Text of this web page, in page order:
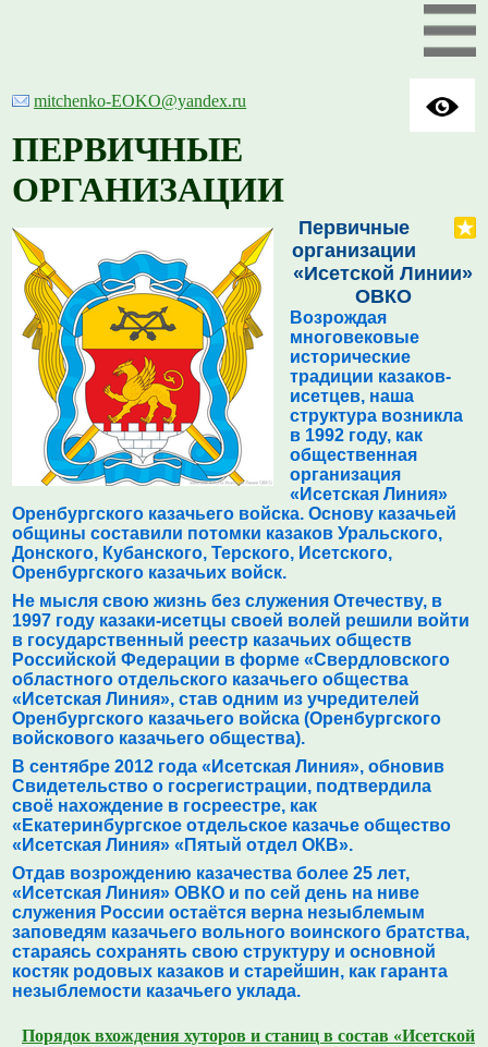
mitchenko-EOKO@yandex.ru
ПЕРВИЧНЫЕ
ОРГАНИЗАЦИИ
Первичные
организации
«Исетской Линии»
ОВКО
Возрождая
многовековые
исторические
традиции казаков-
исетцев, наша
структура возникла
в 1992 году, как
общественная
организация
«Исетская Линия»
Оренбургского казачьего войска. Основу казачьей
общины составили потомки казаков Уральского,
Донского, Кубанского, Терского, Исетского,
Оренбургского казачьих войск.
Не мысля свою жизнь без служения Отечеству, в
1997 году казаки-исетцы своей волей решили войти
в государственный реестр казачьих обществ
Российской Федерации в форме «Свердловского
областного отдельского казачьего общества
«Исетская Линия», став одним из учредителей
Оренбургского казачьего войска (Оренбургского
войскового казачьего общества).
В сентябре 2012 года «Исетская Линия», обновив
Свидетельство о госрегистрации, подтвердила
своё нахождение в госреестре, как
«Екатеринбургское отдельское казачье общество
«Исетская Линия» «Пятый отдел ОКВ».
Отдав возрождению казачества более 25 лет,
«Исетская Линия» ОВКО и по сей день на ниве
служения России остаётся верна незыблемым
заповедям казачьего вольного воинского братства,
стараясь сохранять свою структуру и основной
костяк родовых казаков и старейшин, как гаранта
незыблемости казачьего уклада.
Порядок вхождения хуторов и станиц в состав «Исетской